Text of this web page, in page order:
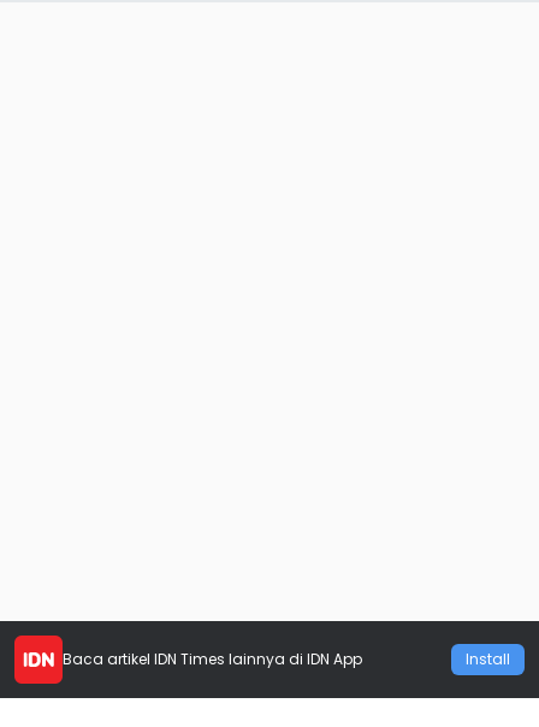
Baca artikel IDN Times lainnya di IDN App Install